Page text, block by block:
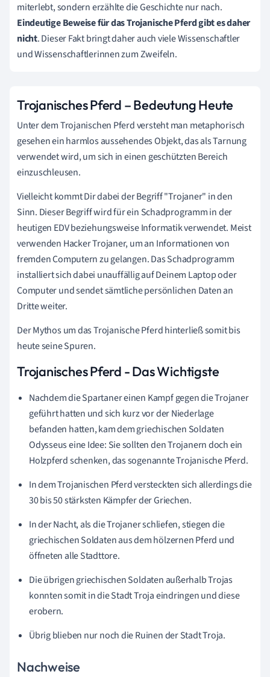
miterlebt, sondern erzählte die Geschichte nur nach.
Eindeutige Beweise für das Trojanische Pferd gibt es daher
nicht. Dieser Fakt bringt daher auch viele Wissenschaftler
und Wissenschaftlerinnen zum Zweifeln.
Trojanisches Pferd – Bedeutung Heute
Unter dem Trojanischen Pferd versteht man metaphorisch
gesehen ein harmlos aussehendes Objekt, das als Tarnung
verwendet wird, um sich in einen geschützten Bereich
einzuschleusen.
Vielleicht kommt Dir dabei der Begriff "Trojaner" in den
Sinn. Dieser Begriff wird für ein Schadprogramm in der
heutigen EDV beziehungsweise Informatik verwendet. Meist
verwenden Hacker Trojaner, um an Informationen von
fremden Computern zu gelangen. Das Schadprogramm
installiert sich dabei unauffällig auf Deinem Laptop oder
Computer und sendet sämtliche persönlichen Daten an
Dritte weiter.
Der Mythos um das Trojanische Pferd hinterließ somit bis
heute seine Spuren.
Trojanisches Pferd - Das Wichtigste
Nachdem die Spartaner einen Kampf gegen die Trojaner
geführt hatten und sich kurz vor der Niederlage
befanden hatten, kam dem griechischen Soldaten
Odysseus eine Idee: Sie sollten den Trojanern doch ein
Holzpferd schenken, das sogenannte Trojanische Pferd.
In dem Trojanischen Pferd versteckten sich allerdings die
30 bis 50 stärksten Kämpfer der Griechen.
In der Nacht, als die Trojaner schliefen, stiegen die
griechischen Soldaten aus dem hölzernen Pferd und
öffneten alle Stadttore.
Die übrigen griechischen Soldaten außerhalb Trojas
konnten somit in die Stadt Troja eindringen und diese
erobern.
Übrig blieben nur noch die Ruinen der Stadt Troja.
Nachweise